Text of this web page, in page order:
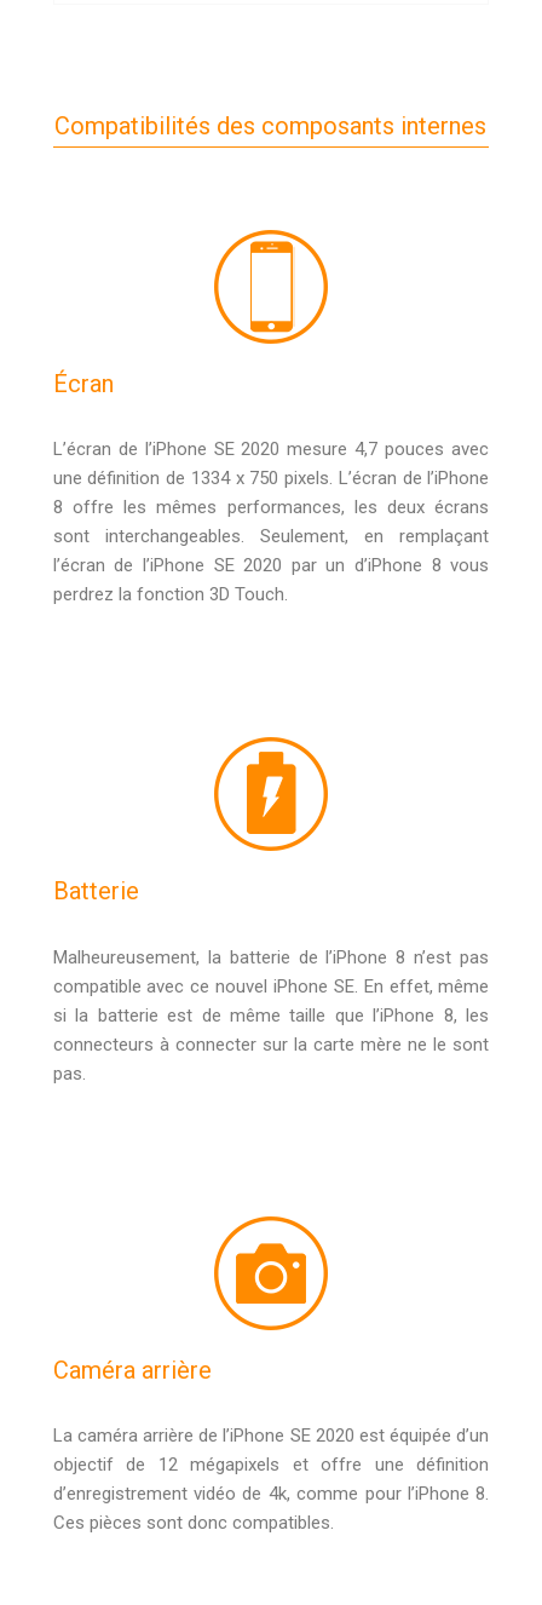
Compatibilités des composants internes
Écran
L’écran de l’iPhone SE 2020 mesure 4,7 pouces avec
une définition de 1334 x 750 pixels. L’écran de l’iPhone
8 offre les mêmes performances, les deux écrans
sont interchangeables. Seulement, en remplaçant
l’écran de l’iPhone SE 2020 par un d’iPhone 8 vous
perdrez la fonction 3D Touch.
Batterie
Malheureusement, la batterie de l’iPhone 8 n’est pas
compatible avec ce nouvel iPhone SE. En effet, même
si la batterie est de même taille que l’iPhone 8, les
connecteurs à connecter sur la carte mère ne le sont
pas.
Caméra arrière
La caméra arrière de l’iPhone SE 2020 est équipée d’un
objectif de 12 mégapixels et offre une définition
d’enregistrement vidéo de 4k, comme pour l’iPhone 8.
Ces pièces sont donc compatibles.